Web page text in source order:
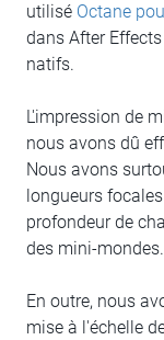
utilisé Octane
dans After
natifs.
L'impression de
nous avons dû
Nous avons
longueurs
profondeur de
des mini-mondes.
En outre, nous
mise à l'échelle